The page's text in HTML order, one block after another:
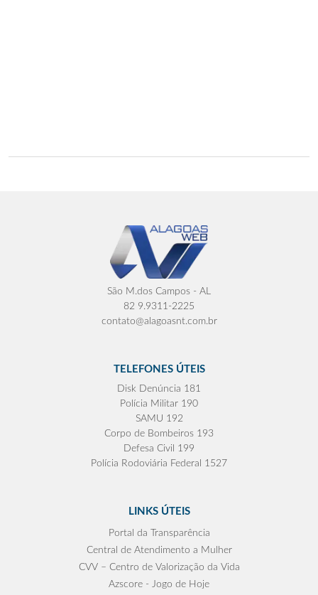
São M.dos Campos - AL
82 9.9311-2225
contato@alagoasnt.com.br
TELEFONES ÚTEIS
Disk Denúncia 181
Polícia Militar 190
SAMU 192
Corpo de Bombeiros 193
Defesa Civil 199
Polícia Rodoviária Federal 1527
LINKS ÚTEIS
Portal da Transparência
Central de Atendimento a Mulher
CVV – Centro de Valorização da Vida
Azscore - Jogo de Hoje